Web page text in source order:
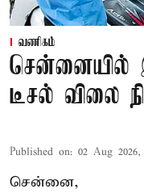
வணிகம்
டீசல் விலை
Published on: 02 Aug 2026,
சென்னை,